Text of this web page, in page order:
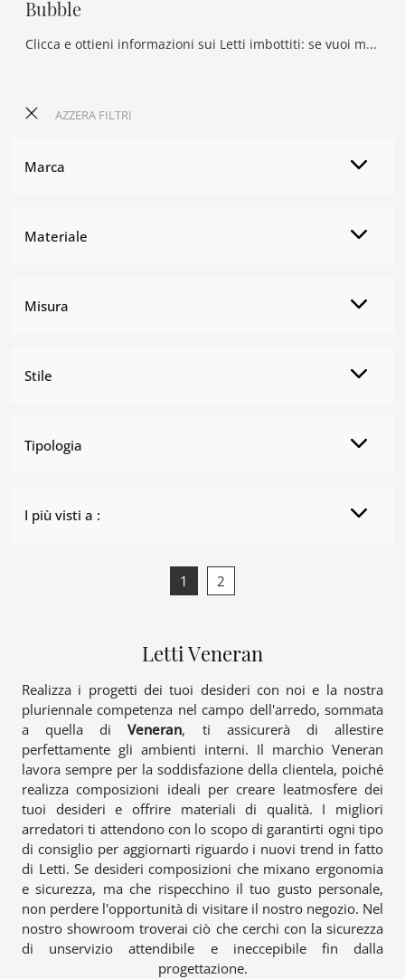
AZZERA FILTRI
Marca
Materiale
Misura
Stile
Tipologia
I più visti a :
Bubble
Clicca e ottieni informazioni sui Letti imbottiti: se vuoi modelli matrimoniali design, il modello Bubble Veneran fa al caso tuo.
1 2
Letti Veneran
Realizza i progetti dei tuoi desideri con noi e la nostra
pluriennale competenza nel campo dell'arredo, sommata
a quella diVeneran, ti assicurerà di allestire
perfettamente gli ambienti interni. Il marchio Veneran
lavora sempre per la soddisfazione della clientela, poiché
realizza composizioni ideali per creare leatmosfere dei
tuoi desideri e offrire materiali di qualità. I migliori
arredatori ti attendono con lo scopo di garantirti ogni tipo
di consiglio per aggiornarti riguardo i nuovi trend in fatto
di Letti. Se desideri composizioni che mixano ergonomia
e sicurezza, ma che rispecchino il tuo gusto personale,
non perdere l'opportunità di visitare il nostro negozio. Nel
nostro showroom troverai ciò che cerchi con la sicurezza
di unservizio attendibile e ineccepibile fin dalla
progettazione.